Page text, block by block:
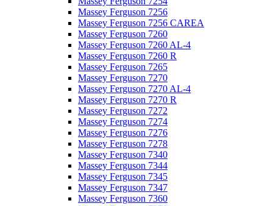
Massey Ferguson 7256
Massey Ferguson 7256 CAREA
Massey Ferguson 7260
Massey Ferguson 7260 AL-4
Massey Ferguson 7260 R
Massey Ferguson 7265
Massey Ferguson 7270
Massey Ferguson 7270 AL-4
Massey Ferguson 7270 R
Massey Ferguson 7272
Massey Ferguson 7274
Massey Ferguson 7276
Massey Ferguson 7278
Massey Ferguson 7340
Massey Ferguson 7344
Massey Ferguson 7345
Massey Ferguson 7347
Massey Ferguson 7360